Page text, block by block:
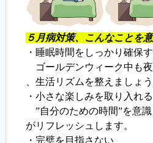
５月病対策、こんなことを
・睡眠時間をしっかり確保
ゴールデンウィーク中も
、生活リズムを整えましょう
・小さな楽しみを取り入れる
”自分のための時間”を意
がリフレッシュします。
・完璧を目指さない